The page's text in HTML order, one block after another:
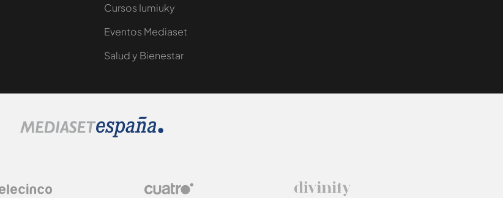
Cursos Iumiuky
Eventos Mediaset
Salud y Bienestar